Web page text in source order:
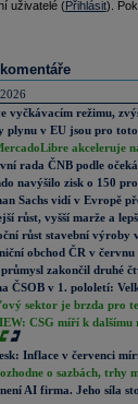
uživatelé (Přihlásit).
vyčkávacím režimu,
plynu v EU jsou pro
akceleruje
rada ČNB podle
navýšilo zisk o 150
Sachs vidí v Evropě
růst, vyšší marže a
růst stavební výroby
obchod ČR v
průmysl zakončil druhé
ČSOB v 1. pololetí:
sektor je brzda pro
CSG míří k dalšímu
Inflace v červenci
o sazbách, trhy
AI firma. Jeho síla